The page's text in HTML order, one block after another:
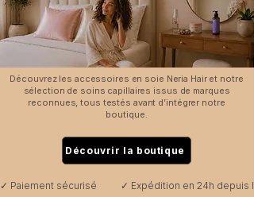
Découvrez les accessoires en soie Neria Hair et notre
sélection de soins capillaires issus de marques
reconnues, tous testés avant d’intégrer notre
boutique.
Découvrir la boutique
✓ Paiement sécurisé          ✓ Expédition en 24h depuis